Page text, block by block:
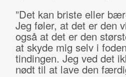
”Det kan briste eller
Jeg føler, at det er den
også at det er den
at skyde mig selv i
tindingen. Jeg ved det
nødt til at lave den